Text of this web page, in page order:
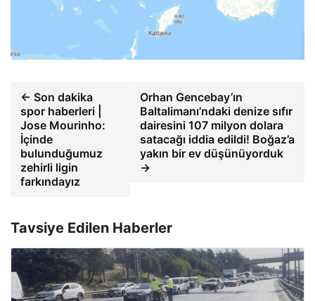
← Son dakika
spor haberleri |
Jose Mourinho:
İçinde
bulunduğumuz
zehirli ligin
farkındayız
Orhan Gencebay’ın
Baltalimanı’ndaki denize sıfır
dairesini 107 milyon dolara
satacağı iddia edildi! Boğaz’a
yakın bir ev düşünüyorduk
→
Tavsiye Edilen Haberler